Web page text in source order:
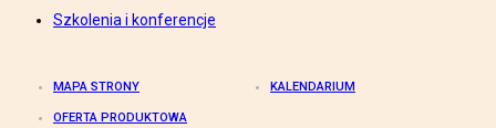
Szkolenia i konferencje
MAPA STRONY KALENDARIUM
OFERTA PRODUKTOWA